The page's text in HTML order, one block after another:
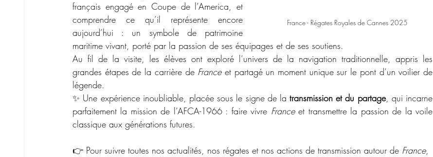
France - Régates Royales de Cannes 2025
français engagé en Coupe de l’America, et
comprendre ce qu’il représente encore
aujourd’hui : un symbole de patrimoine
maritime vivant, porté par la passion de ses équipages et de ses soutiens.
Au fil de la visite, les élèves ont exploré l’univers de la navigation traditionnelle, appris les
grandes étapes de la carrière de France et partagé un moment unique sur le pont d’un voilier de
légende.
✨ Une expérience inoubliable, placée sous le signe de la transmission et du partage, qui incarne
parfaitement la mission de l’AFCA-1966 : faire vivre France et transmettre la passion de la voile
classique aux générations futures.
👉 Pour suivre toutes nos actualités, nos régates et nos actions de transmission autour de France,